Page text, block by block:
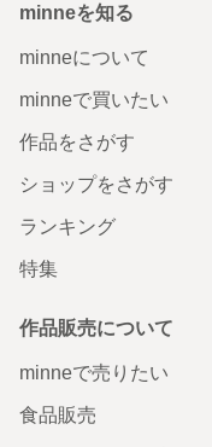
minneを知る
minneについて
minneで買いたい
作品をさがす
ショップをさがす
ランキング
特集
作品販売について
minneで売りたい
食品販売